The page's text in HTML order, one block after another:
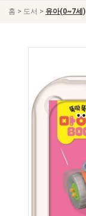
홈 > 도서 > 유아(0~7세)